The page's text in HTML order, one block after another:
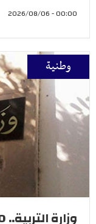
00:00 - 2026/08/06
وطنية